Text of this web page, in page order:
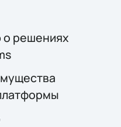
решениях